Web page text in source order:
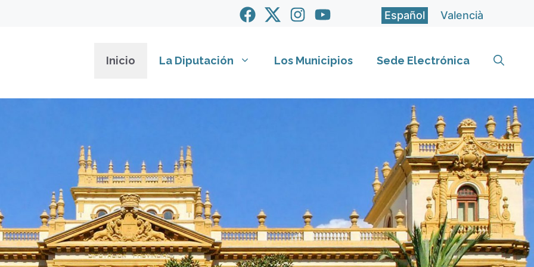
Español Valencià
Inicio La Diputación Los Municipios Sede Electrónica